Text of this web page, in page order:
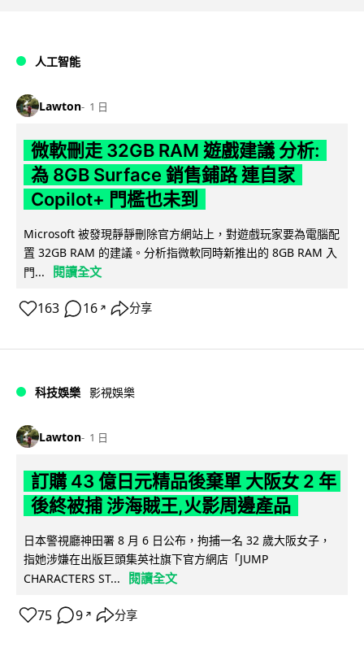
人工智能
Lawton 1 日
微軟刪走 32GB RAM 遊戲建議 分析:
為 8GB Surface 銷售鋪路 連自家
Copilot+ 門檻也未到
Microsoft 被發現靜靜刪除官方網站上，對遊戲玩家要為電腦配
置 32GB RAM 的建議。分析指微軟同時新推出的 8GB RAM 入
門...
閱讀全文
163 16 ↗ 分享
科技娛樂 影視娛樂
Lawton 1 日
訂購 43 億日元精品後棄單 大阪女 2 年
後終被捕 涉海賊王,火影周邊產品
日本警視廳神田署 8 月 6 日公布，拘捕一名 32 歲大阪女子，
指她涉嫌在出版巨頭集英社旗下官方網店「JUMP
CHARACTERS ST...
閱讀全文
75 9 ↗ 分享